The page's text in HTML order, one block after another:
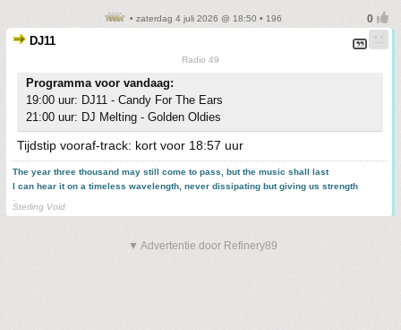
• zaterdag 4 juli 2026 @ 18:50 • 196
DJ11
Radio 49
Programma voor vandaag:
19:00 uur: DJ11 - Candy For The Ears
21:00 uur: DJ Melting - Golden Oldies
Tijdstip vooraf-track: kort voor 18:57 uur
The year three thousand may still come to pass, but the music shall last
I can hear it on a timeless wavelength, never dissipating but giving us strength
Sterling Void
▼ Advertentie door Refinery89